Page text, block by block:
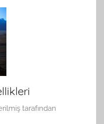
tarafından